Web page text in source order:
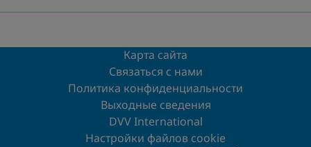
Карта сайта
Связаться с нами
Политика конфиденциальности
Выходные сведения
DVV International
Настройки файлов cookie